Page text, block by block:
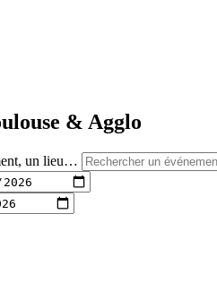
& Agglo
un lieu…